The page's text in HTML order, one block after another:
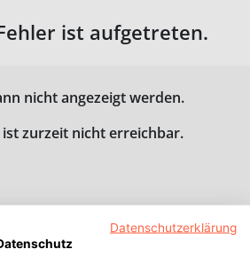
ist aufgetreten.
nicht angezeigt werden.
ist zurzeit nicht erreichbar.
Datenschutzerklärung